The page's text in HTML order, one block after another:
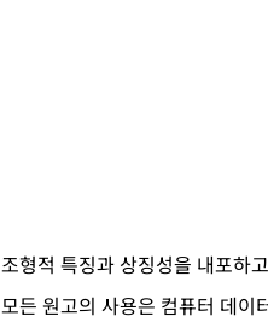
조형적 특징과 상징성을 내포하
모든 원고의 사용은 컴퓨터 데이